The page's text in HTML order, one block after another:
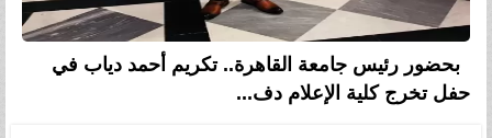
بحضور رئيس جامعة القاهرة.. تكريم أحمد دياب في
حفل تخرج كلية الإعلام دف...